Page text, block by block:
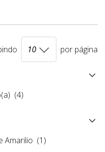
por página
(4)
Amarilio (1)